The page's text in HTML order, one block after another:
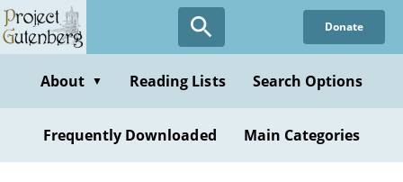
Skip
to
content
Donate
About ▼ Reading Lists Search Options
Frequently Downloaded Main Categories